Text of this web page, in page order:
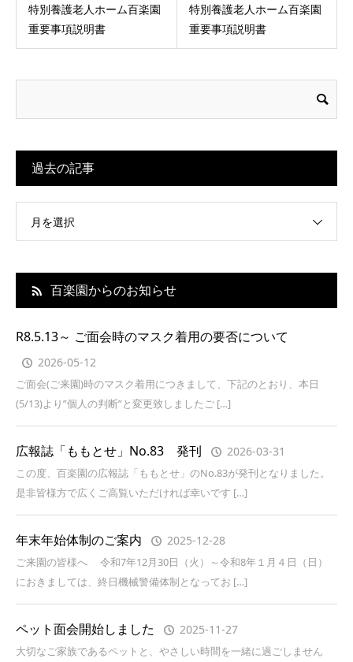
特別養護老人ホーム百楽園
重要事項説明書
特別養護老人ホーム百楽園
重要事項説明書
過去の記事
月を選択
百楽園からのお知らせ
R8.5.13～ ご面会時のマスク着用の要否について
2026-05-12
ご面会(ご来園)時のマスク着用につきまして、下記のとおり、本日
(5/13)より”個人の判断”と変更致しましたご […]
広報誌「ももとせ」No.83 発刊 2026-03-31
この度、百楽園の広報誌「ももとせ」のNo.83が発刊となりました。
是非皆様方で広くご高覧いただければ幸いです […]
年末年始体制のご案内 2025-12-28
ご来園の皆様へ 令和7年12月30日（火）～令和8年１月４日（日）
におきましては、終日機械警備体制となってお […]
ペット面会開始しました 2025-11-27
大切なご家族であるペットと、やさしい時間を一緒に過ごしません